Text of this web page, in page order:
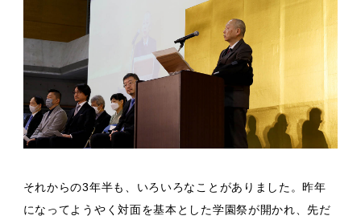
それからの3年半も、いろいろなことがありました。昨年
になってようやく対面を基本とした学園祭が開かれ、先だ